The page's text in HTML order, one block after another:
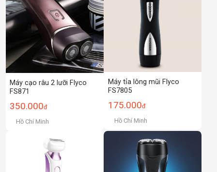
Máy cạo râu 2 lưỡi Flyco
FS871
350.000đ
Hồ Chí Minh
Máy tỉa lông mũi Flyco
FS7805
175.000đ
Hồ Chí Minh